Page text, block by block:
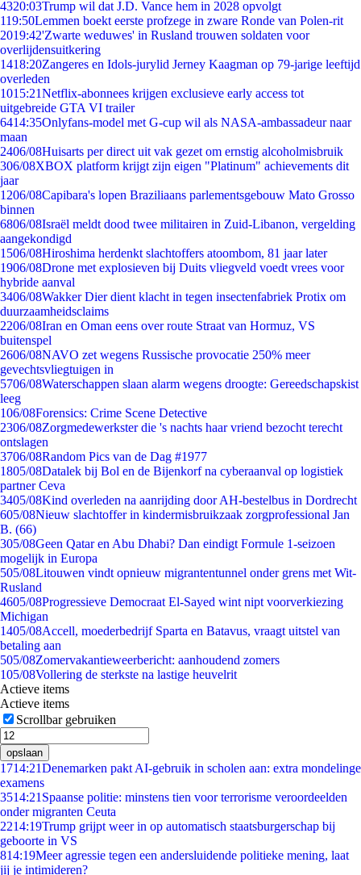
4320:03Trump wil dat J.D. Vance hem in 2028 opvolgt
119:50Lemmen boekt eerste profzege in zware Ronde van Polen-rit
2019:42'Zwarte weduwes' in Rusland trouwen soldaten voor
overlijdensuitkering
1418:20Zangeres en Idols-jurylid Jerney Kaagman op 79-jarige leeftijd
overleden
1015:21Netflix-abonnees krijgen exclusieve early access tot
uitgebreide GTA VI trailer
6414:35Onlyfans-model met G-cup wil als NASA-ambassadeur naar
maan
2406/08Huisarts per direct uit vak gezet om ernstig alcoholmisbruik
306/08XBOX platform krijgt zijn eigen "Platinum" achievements dit
jaar
1206/08Capibara's lopen Braziliaans parlementsgebouw Mato Grosso
binnen
6806/08Israël meldt dood twee militairen in Zuid-Libanon, vergelding
aangekondigd
1506/08Hiroshima herdenkt slachtoffers atoombom, 81 jaar later
1906/08Drone met explosieven bij Duits vliegveld voedt vrees voor
hybride aanval
3406/08Wakker Dier dient klacht in tegen insectenfabriek Protix om
duurzaamheidsclaims
2206/08Iran en Oman eens over route Straat van Hormuz, VS
buitenspel
2606/08NAVO zet wegens Russische provocatie 250% meer
gevechtsvliegtuigen in
5706/08Waterschappen slaan alarm wegens droogte: Gereedschapskist
leeg
106/08Forensics: Crime Scene Detective
2306/08Zorgmedewerkster die 's nachts haar vriend bezocht terecht
ontslagen
3706/08Random Pics van de Dag #1977
1805/08Datalek bij Bol en de Bijenkorf na cyberaanval op logistiek
partner Ceva
3405/08Kind overleden na aanrijding door AH-bestelbus in Dordrecht
605/08Nieuw slachtoffer in kindermisbruikzaak zorgprofessional Jan
B. (66)
305/08Geen Qatar en Abu Dhabi? Dan eindigt Formule 1-seizoen
mogelijk in Europa
505/08Litouwen vindt opnieuw migrantentunnel onder grens met Wit-
Rusland
4605/08Progressieve Democraat El-Sayed wint nipt voorverkiezing
Michigan
1405/08Accell, moederbedrijf Sparta en Batavus, vraagt uitstel van
betaling aan
505/08Zomervakantieweerbericht: aanhoudend zomers
105/08Vollering de sterkste na lastige heuvelrit
Actieve items
Actieve items
Scrollbar gebruiken
opslaan
1714:21Denemarken pakt AI-gebruik in scholen aan: extra mondelinge
examens
3514:21 Spaanse politie: minstens tien voor terrorisme veroordeelden
onder migranten Ceuta
2214:19Trump grijpt weer in op automatisch staatsburgerschap bij
geboorte in VS
814:19Meer agressie tegen een andersluidende politieke mening, laat
jij je intimideren?